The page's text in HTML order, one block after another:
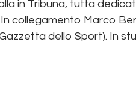
in Tribuna, tutta
collegamento Marco
dello Sport). In